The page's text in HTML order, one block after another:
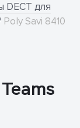
DECT для
Poly Savi 8410